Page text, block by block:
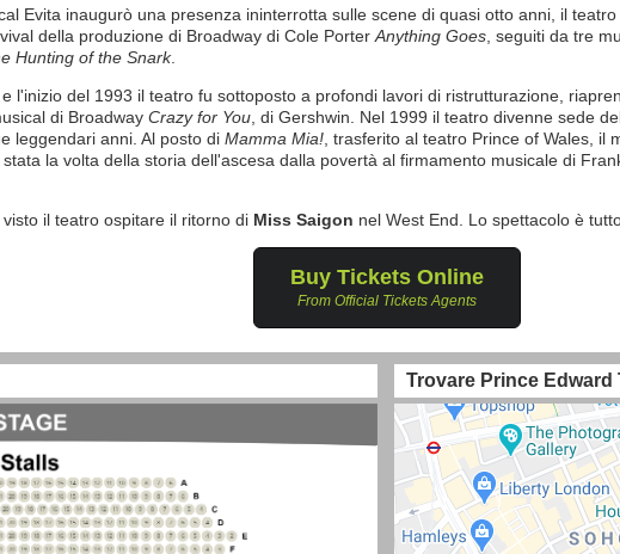
Evita inaugurò una presenza ininterrotta sulle scene di quasi otto anni, il
della produzione di Broadway di Cole Porter Anything Goes , seguiti da tre
Hunting of the Snark.
l'inizio del 1993 il teatro fu sottoposto a profondi lavori di ristrutturazione,
di Broadway Crazy for You , di Gershwin. Nel 1999 il teatro divenne sede
leggendari anni. Al posto di Mamma Mia! , trasferito al teatro Prince of Wales,
la volta della storia dell'ascesa dalla povertà al firmamento musicale di
il teatro ospitare il ritorno di Miss Saigon nel West End. Lo spettacolo è
Buy Tickets Online
From Official Tickets Agents
Trovare Prince Edward